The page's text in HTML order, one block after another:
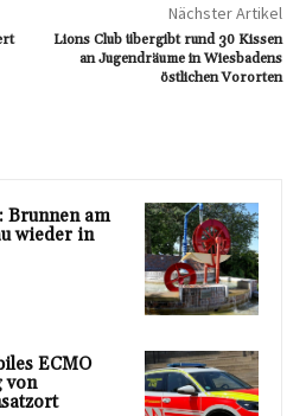
Nächster Artikel
Lions Club übergibt rund 30 Kissen
an Jugendräume in Wiesbadens
östlichen Vororten
Brunnen am
wieder in
ECMO
von